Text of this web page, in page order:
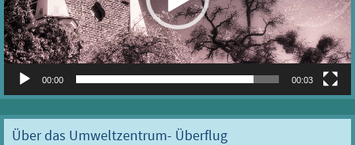
00:00 00:03
Über das Umweltzentrum- Überflug